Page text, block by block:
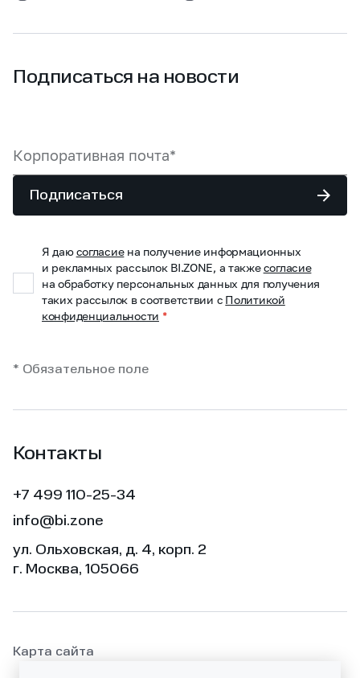
Подписаться на новости
Подписаться
Я даюсогласиена получение информационных
и рекламных рассылок BI.ZONE, а такжесогласие
на обработку персональных данных для получения
таких рассылок в соответствии с Политикой
конфиденциальности *
* Обязательное поле
Контакты
+7 499 110-25-34
info@bi.zone
ул. Ольховская, д. 4, корп. 2
г. Москва, 105066
Карта сайта